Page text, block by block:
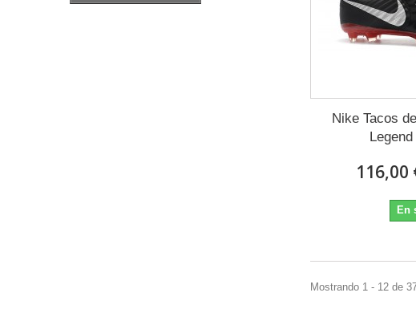
Nike Tacos
116,00
En
Mostrando 1 - 12 de